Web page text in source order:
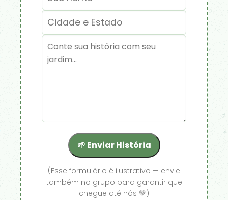
🌱 Enviar História
(Esse formulário é ilustrativo — envie
também no grupo para garantir que
chegue até nós 💚)